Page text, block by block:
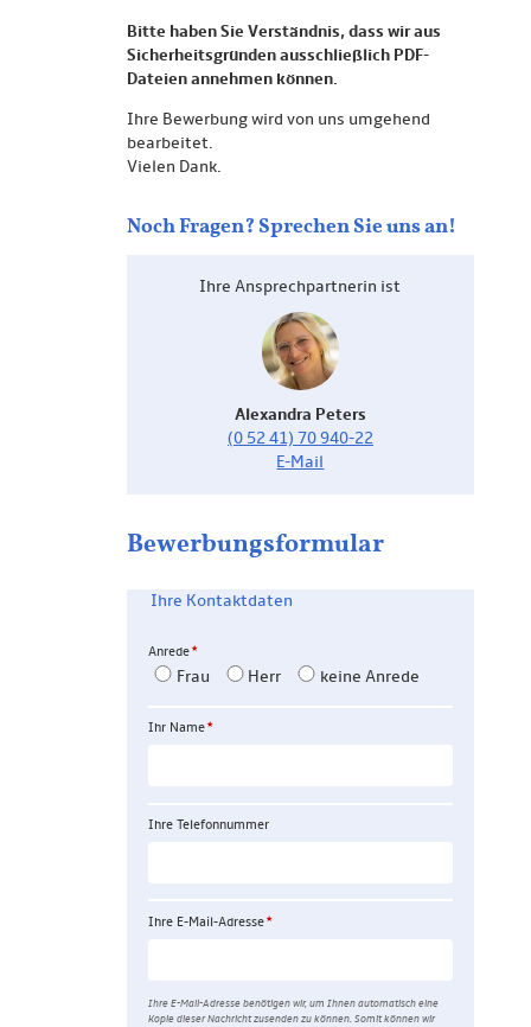
Bitte haben Sie Verständnis, dass wir aus
Sicherheitsgründen ausschließlich PDF-
Dateien annehmen können.
Ihre Bewerbung wird von uns umgehend
bearbeitet.
Vielen Dank.
Noch Fragen? Sprechen Sie uns an!
Ihre Ansprech­partnerin ist
Alexandra Peters
(0 52 41) 70 940-22
E-Mail
Bewerbungs­formular
Ihre Kontaktdaten
Anrede
Frau Herr keine Anrede
Ihr Name
Ihre Telefon­nummer
Ihre E-Mail-Adresse
Ihre E-Mail-Adresse benötigen wir, um Ihnen automatisch eine
Kopie dieser Nachricht zusenden zu können. Somit können wir